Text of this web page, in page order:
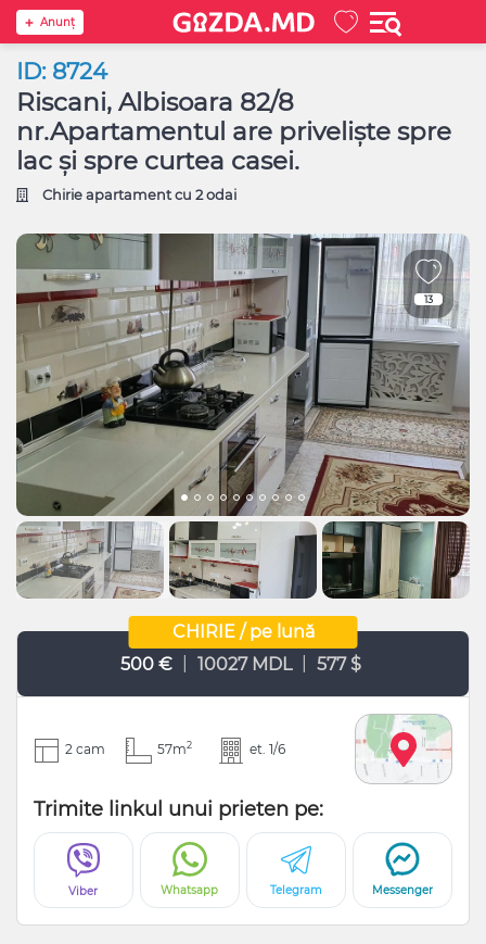
Anunţ
ID: 8724
Riscani, Albisoara 82/8
nr.Apartamentul are priveliște spre
lac și spre curtea casei.
Chirie apartament cu 2 odai
13
CHIRIE / pe lună
500 €
10027 MDL 577 $
2 cam 57m2 et. 1/6
Trimite linkul unui prieten pe:
Viber Whatsapp Telegram Messenger